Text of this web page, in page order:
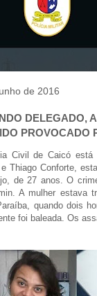
de 2016
DELEGADO,
PROVOCADO
Civil de Caicó está
e Thiago Conforte,
de 27 anos. O
A mulher estava
quando dois
foi baleada. Os